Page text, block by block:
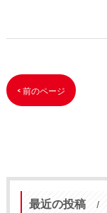
< 前のページ
最近の投稿